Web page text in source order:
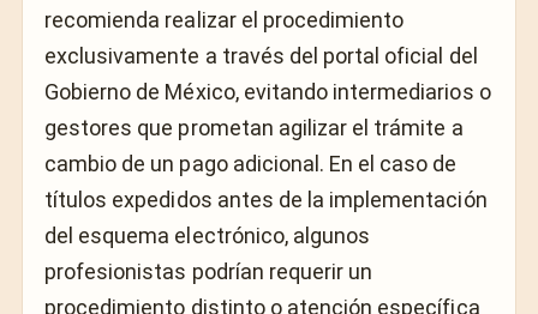
recomienda realizar el procedimiento
exclusivamente a través del portal oficial del
Gobierno de México, evitando intermediarios o
gestores que prometan agilizar el trámite a
cambio de un pago adicional. En el caso de
títulos expedidos antes de la implementación
del esquema electrónico, algunos
profesionistas podrían requerir un
procedimiento distinto o atención específica